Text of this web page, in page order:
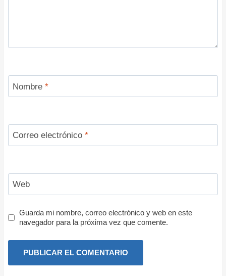
Nombre *
Correo electrónico *
Web
Guarda mi nombre, correo electrónico y web en este
navegador para la próxima vez que comente.